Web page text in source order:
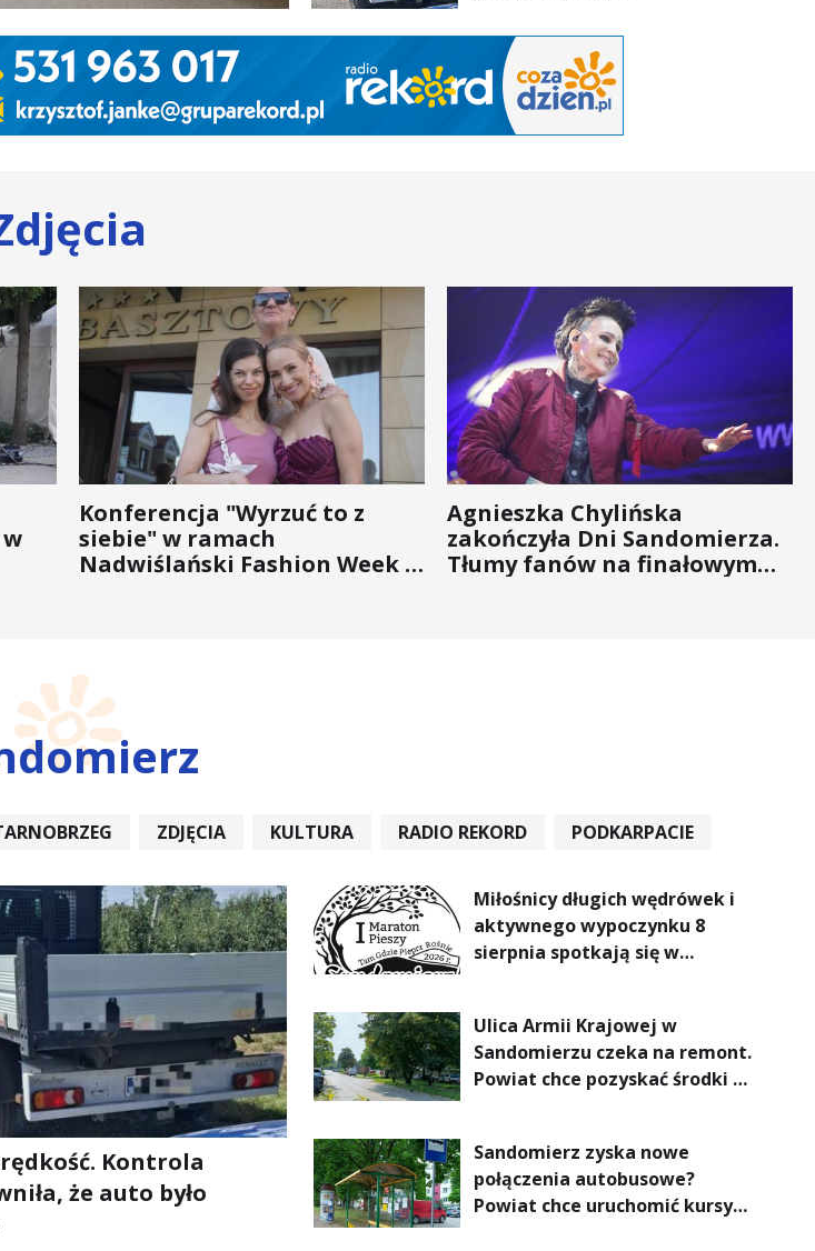
Konferencja "Wyrzuć to z
siebie" w ramach
Nadwiślański Fashion Week -
Agnieszka Chylińska
zakończyła Dni Sandomierza.
Tłumy fanów na finałowym
ZDJĘCIA KULTURA RADIO REKORD
PODKARPACIE
Kontrola
że auto było
Miłośnicy długich wędrówek i
aktywnego wypoczynku 8
sierpnia spotkają się w
Rośnie”
Ulica Armii Krajowej w
Sandomierzu czeka na remont.
Powiat chce pozyskać środki z
Sandomierz zyska nowe
połączenia autobusowe?
Powiat chce uruchomić kursy